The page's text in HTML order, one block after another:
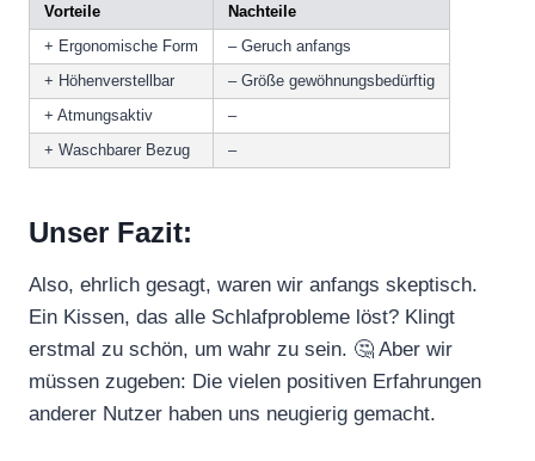
Vorteile
Nachteile
+ Ergonomische Form
– Geruch anfangs
+ Höhenverstellbar
– Größe gewöhnungsbedürftig
+ Atmungsaktiv
–
+ Waschbarer Bezug
–
Unser Fazit:
Also, ehrlich gesagt, waren wir anfangs skeptisch.
Ein Kissen, das alle Schlafprobleme löst? Klingt
erstmal zu schön, um wahr zu sein. 🤔 Aber wir
müssen zugeben: Die vielen positiven Erfahrungen
anderer Nutzer haben uns neugierig gemacht.